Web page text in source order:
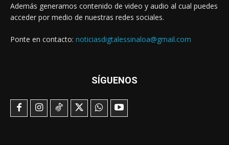
Además generamos contenido de video y audio al cual puedes
acceder por medio de nuestras redes sociales.
Ponte en contacto: noticiasdigtalessinaloa@gmail.com
SÍGUENOS